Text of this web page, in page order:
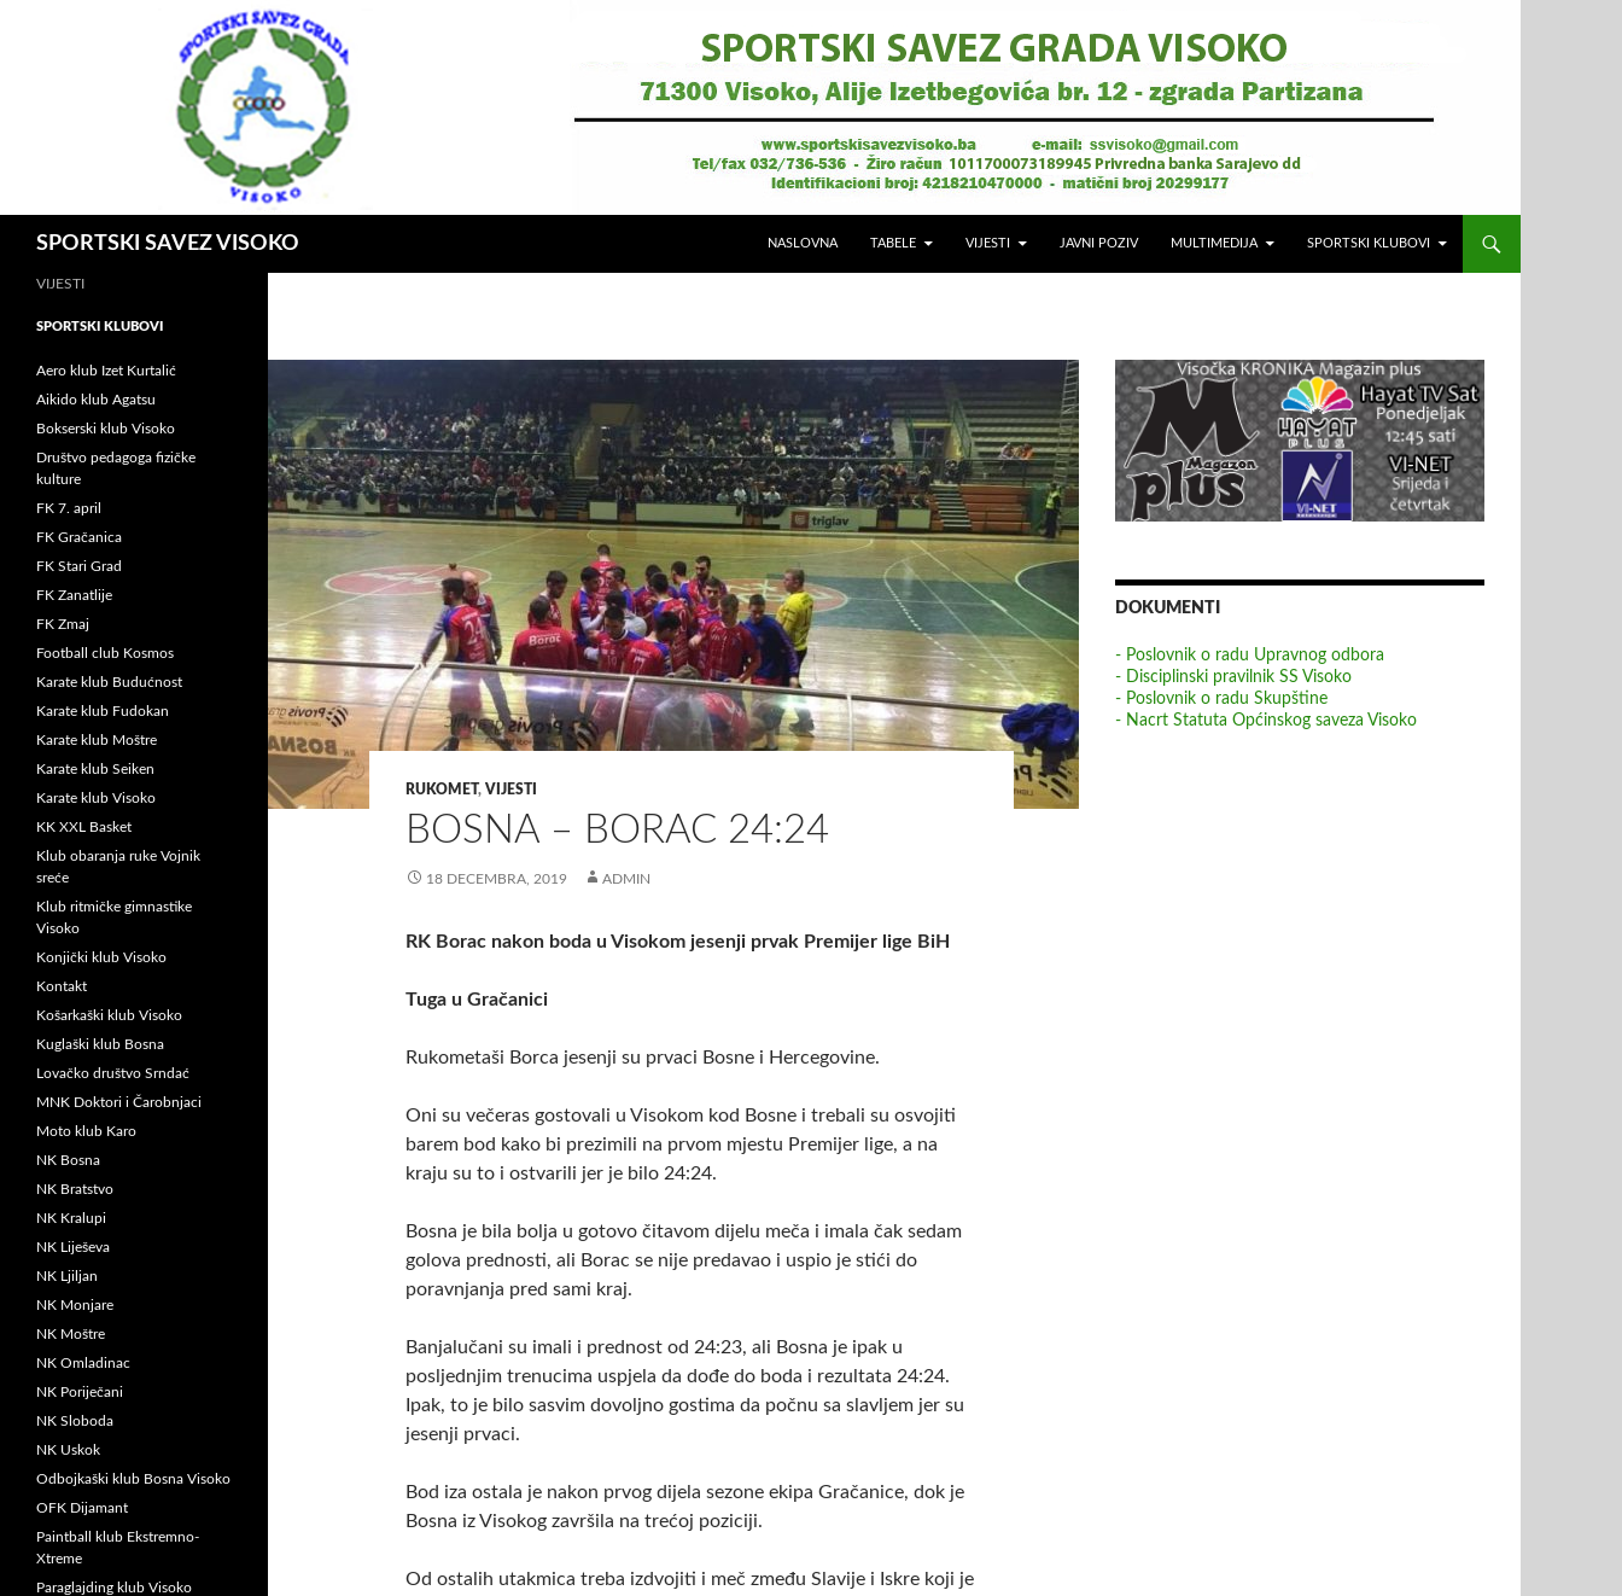
SPORTSKI SAVEZ VISOKO NASLOVNA TABELE VIJESTI JAVNI POZIV MULTIMEDIJA SPORTSKI KLUBOVI
RUKOMET, VIJESTI
BOSNA – BORAC 24:24
18 DECEMBRA, 2019 ADMIN
RK Borac nakon boda u Visokom jesenji prvak Premijer lige BiH
Tuga u Gračanici
Rukometaši Borca jesenji su prvaci Bosne i Hercegovine.
Oni su večeras gostovali u Visokom kod Bosne i trebali su osvojiti
barem bod kako bi prezimili na prvom mjestu Premijer lige, a na
kraju su to i ostvarili jer je bilo 24:24.
Bosna je bila bolja u gotovo čitavom dijelu meča i imala čak sedam
golova prednosti, ali Borac se nije predavao i uspio je stići do
poravnjanja pred sami kraj.
Banjalučani su imali i prednost od 24:23, ali Bosna je ipak u
posljednjim trenucima uspjela da dođe do boda i rezultata 24:24.
Ipak, to je bilo sasvim dovoljno gostima da počnu sa slavljem jer su
jesenji prvaci.
Bod iza ostala je nakon prvog dijela sezone ekipa Gračanice, dok je
Bosna iz Visokog završila na trećoj poziciji.
Od ostalih utakmica treba izdvojiti i meč zmeđu Slavije i Iskre koji je
DOKUMENTI
- Poslovnik o radu Upravnog odbora
- Disciplinski pravilnik SS Visoko
- Poslovnik o radu Skupštine
- Nacrt Statuta Općinskog saveza Visoko
VIJESTI
SPORTSKI KLUBOVI
Aero klub Izet Kurtalić
Aikido klub Agatsu
Bokserski klub Visoko
Društvo pedagoga fizičke
kulture
FK 7. april
FK Gračanica
FK Stari Grad
FK Zanatlije
FK Zmaj
Football club Kosmos
Karate klub Budućnost
Karate klub Fudokan
Karate klub Moštre
Karate klub Seiken
Karate klub Visoko
KK XXL Basket
Klub obaranja ruke Vojnik
sreće
Klub ritmičke gimnastike
Visoko
Konjički klub Visoko
Kontakt
Košarkaški klub Visoko
Kuglaški klub Bosna
Lovačko društvo Srndać
MNK Doktori i Čarobnjaci
Moto klub Karo
NK Bosna
NK Bratstvo
NK Kralupi
NK Liješeva
NK Ljiljan
NK Monjare
NK Moštre
NK Omladinac
NK Poriječani
NK Sloboda
NK Uskok
Odbojkaški klub Bosna Visoko
OFK Dijamant
Paintball klub Ekstremno-
Xtreme
Paraglajding klub Visoko